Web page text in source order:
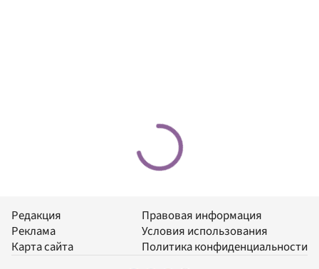
Редакция
Реклама
Карта сайта
Правовая информация
Условия использования
Политика конфиденциальности